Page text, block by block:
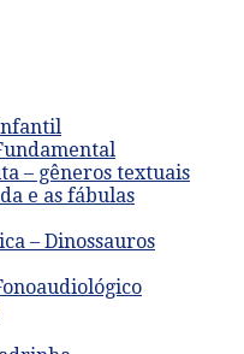
– gêneros textuais
e as fábulas
– Dinossauros